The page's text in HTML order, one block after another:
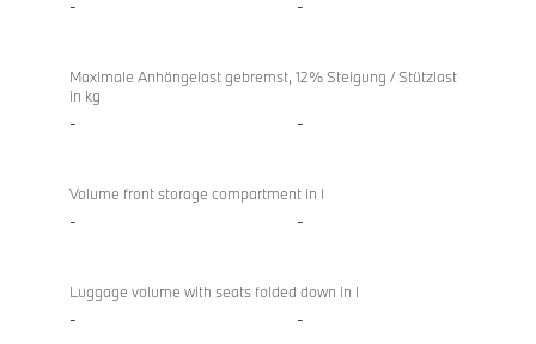
- -
Maximale Anhängelast gebremst, 12% Steigung / Stützlast
in kg
- -
Volume front storage compartment in l
- -
Luggage volume with seats folded down in l
- -